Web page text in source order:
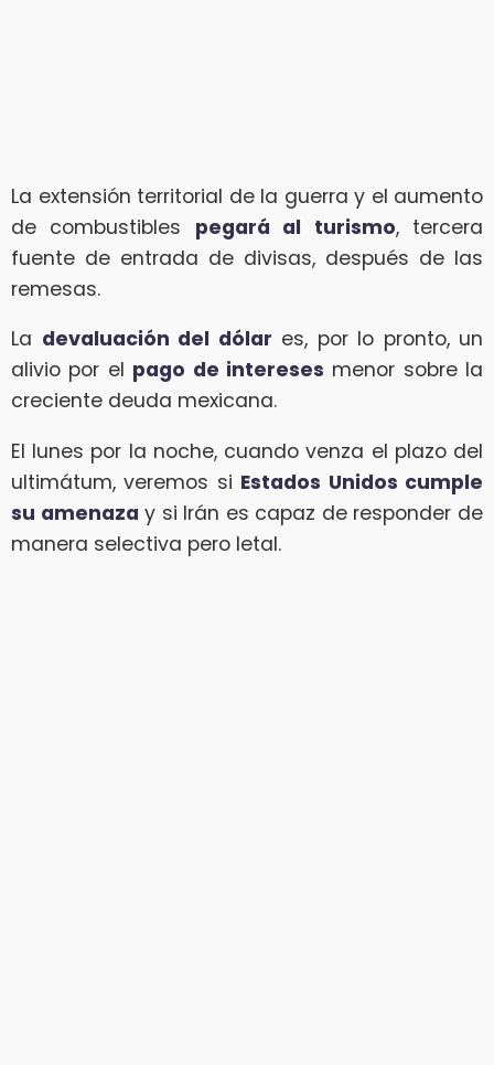
La extensión territorial de la guerra y el aumento
de combustibles pegará al turismo, tercera
fuente de entrada de divisas, después de las
remesas.
La devaluación del dólar es, por lo pronto, un
alivio por el pago de intereses menor sobre la
creciente deuda mexicana.
El lunes por la noche, cuando venza el plazo del
ultimátum, veremos si Estados Unidos cumple
su amenaza y si Irán es capaz de responder de
manera selectiva pero letal.